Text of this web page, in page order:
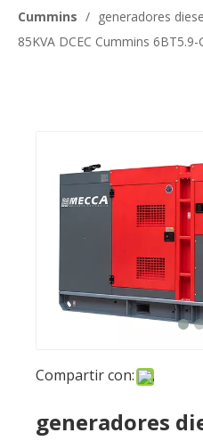
Compartir con:
generadores
del motor de
Cummins